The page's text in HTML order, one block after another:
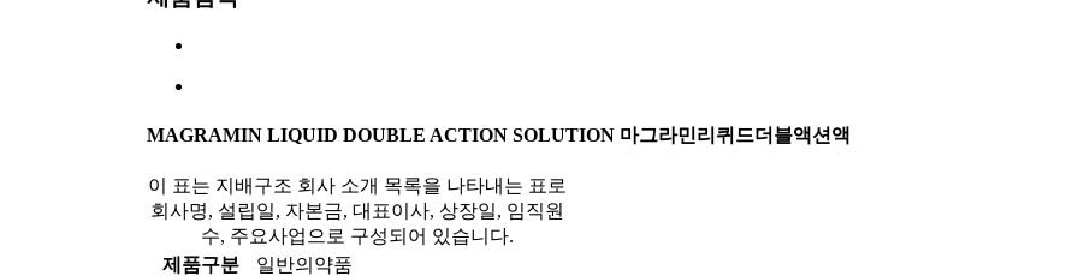
MAGRAMIN LIQUID DOUBLE ACTION SOLUTION 마그라민리퀴드더블액션액
이 표는 지배구조 회사 소개 목록을 나타내는 표로
회사명, 설립일, 자본금, 대표이사, 상장일, 임직원
수, 주요사업으로 구성되어 있습니다.
제품구분
일반의약품